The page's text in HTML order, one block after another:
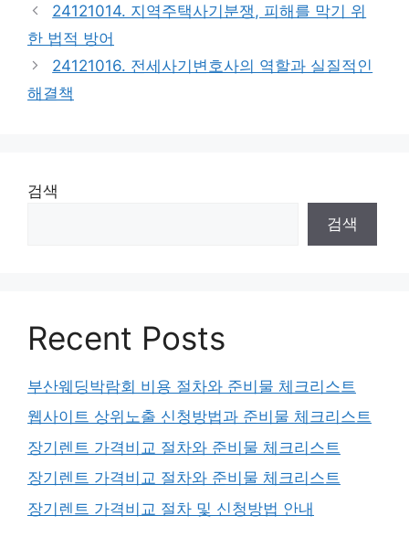
24121014. 지역주택사기분쟁, 피해를 막기 위
한 법적 방어
24121016. 전세사기변호사의 역할과 실질적인
해결책
검색
검색
Recent Posts
부산웨딩박람회 비용 절차와 준비물 체크리스트
웹사이트 상위노출 신청방법과 준비물 체크리스트
장기렌트 가격비교 절차와 준비물 체크리스트
장기렌트 가격비교 절차와 준비물 체크리스트
장기렌트 가격비교 절차 및 신청방법 안내